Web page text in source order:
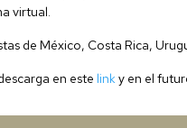
virtual.
de México, Costa Rica,
en este linky en el